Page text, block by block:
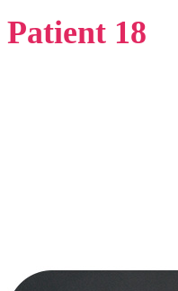
Patient 18